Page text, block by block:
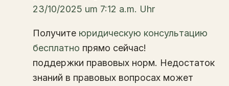
23/10/2025 um 7:12 a.m. Uhr
Получите юридическую консультацию
бесплатно прямо сейчас!
поддержки правовых норм. Недостаток
знаний в правовых вопросах может